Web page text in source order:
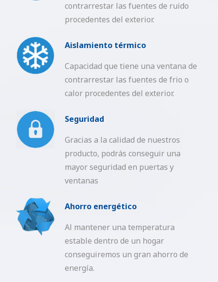
contrarrestar las fuentes de ruido
procedentes del exterior.
Aislamiento térmico
Capacidad que tiene una ventana de
contrarrestar las fuentes de frio o
calor procedentes del exterior.
Seguridad
Gracias a la calidad de nuestros
producto, podrás conseguir una
mayor seguridad en puertas y
ventanas
Ahorro energético
Al mantener una temperatura
estable dentro de un hogar
conseguiremos un gran ahorro de
energía.